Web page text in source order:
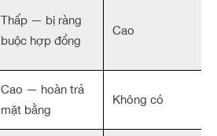
Thấp — bị ràng
buộc hợp đồng
Cao
Cao — hoàn trả
mặt bằng
Không có